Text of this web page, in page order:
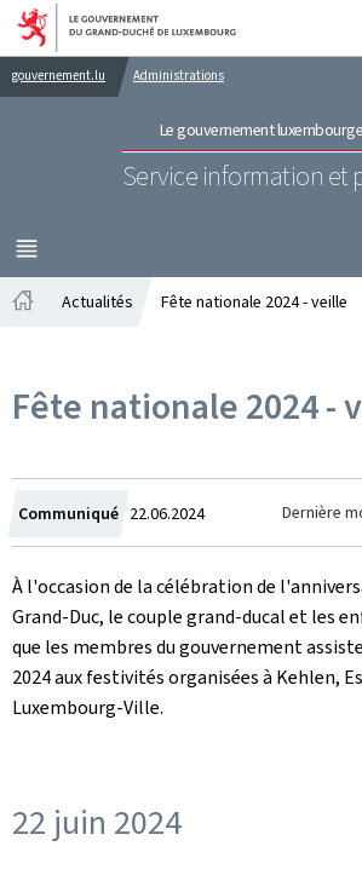
Aller au menu principal
Aller au contenu
gouvernement.lu Administrations
Le gouvernement
Service information et
MENU
PRINCIPAL
Actualités Fête nationale 2024 - veille
Fête nationale 2024 -
Communiqué Crée
le
22.06.2024 Dernière
À l'occasion de la célébration de
Grand-Duc, le couple grand-ducal et les
que les membres du gouvernement
2024 aux festivités organisées à Kehlen,
Luxembourg-Ville.
22 juin 2024